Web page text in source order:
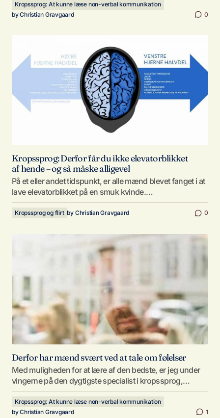
Kropssprog: At kunne læse non-verbal kommunikation
byChristian Gravgaard 0
Kropssprog: Derfor får du ikke elevatorblikket
af hende – og så måske alligevel
På et eller andet tidspunkt, er alle mænd blevet fanget i at
lave elevatorblikket på en smuk kvinde.…
Kropssprog og flirt by Christian Gravgaard 0
Derfor har mænd svært ved at tale om følelser
Med muligheden for at lære af den bedste, er jeg under
vingerne på den dygtigste specialist i kropssprog,…
Kropssprog: At kunne læse non-verbal kommunikation
byChristian Gravgaard 1